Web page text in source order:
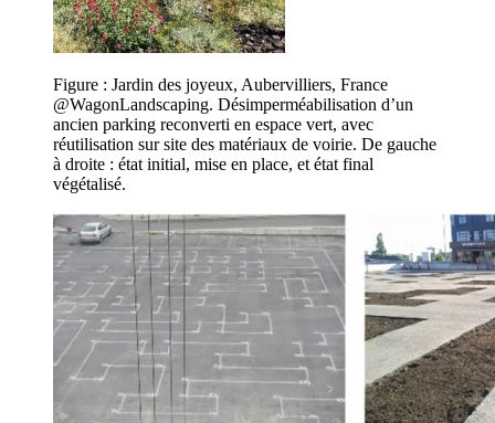
Figure : Jardin des joyeux, Aubervilliers, France
@WagonLandscaping. Désimperméabilisation d’un
ancien parking reconverti en espace vert, avec
réutilisation sur site des matériaux de voirie. De gauche
à droite : état initial, mise en place, et état final
végétalisé.